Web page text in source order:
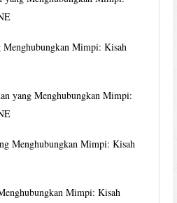
Mimpi: Kisah
yang Menghubungkan Mimpi:
Menghubungkan Mimpi: Kisah
Mimpi: Kisah